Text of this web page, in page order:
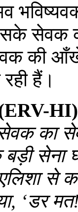
सेवक को
की
हैं।
(ERV-
का
सेना
से
‘डर